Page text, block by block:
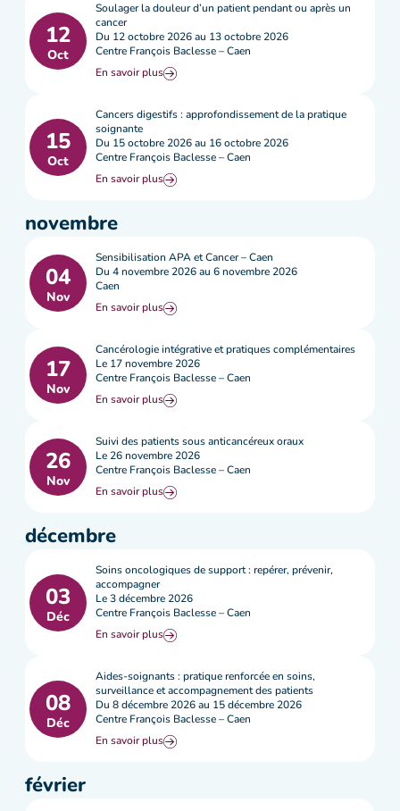
12
Oct
Soulager la douleur d’un patient pendant ou après un
cancer
Du 12 octobre 2026 au 13 octobre 2026
Centre François Baclesse – Caen
En savoir plus
15
Oct
Cancers digestifs : approfondissement de la pratique
soignante
Du 15 octobre 2026 au 16 octobre 2026
Centre François Baclesse – Caen
En savoir plus
novembre
04
Nov
Sensibilisation APA et Cancer – Caen
Du 4 novembre 2026 au 6 novembre 2026
Caen
En savoir plus
17
Nov
Cancérologie intégrative et pratiques complémentaires
Le 17 novembre 2026
Centre François Baclesse – Caen
En savoir plus
26
Nov
Suivi des patients sous anticancéreux oraux
Le 26 novembre 2026
Centre François Baclesse – Caen
En savoir plus
décembre
03
Déc
Soins oncologiques de support : repérer, prévenir,
accompagner
Le 3 décembre 2026
Centre François Baclesse – Caen
En savoir plus
08
Déc
Aides-soignants : pratique renforcée en soins,
surveillance et accompagnement des patients
Du 8 décembre 2026 au 15 décembre 2026
Centre François Baclesse – Caen
En savoir plus
février